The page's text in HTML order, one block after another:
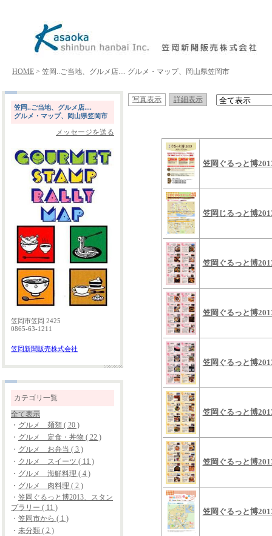
HOME > 笠岡..ご当地、グルメ店.... グルメ・マップ、岡山県笠岡市
笠岡..ご当地、グルメ店....
グルメ・マップ、岡山県笠岡市
メッセージを送る
笠岡市笠岡 2425
0865-63-1211
笠岡新聞販売株式会社
カテゴリ一覧
全て表示
・ グルメ 麺類 ( 20 )
・ グルメ 定食・丼物 ( 22 )
・ グルメ お弁当 ( 3 )
・ クルメ スイーツ ( 11 )
・ グルメ 海鮮料理 ( 4 )
・ グルメ 肉料理 ( 2 )
・ 笠岡ぐるっと博2013、スタン
プラリー ( 11 )
・ 笠岡市から ( 1 )
・ 未分類 ( 2 )
写真表示 詳細表示
笠岡ぐるっと博
笠岡じるっと博
笠岡ぐるっと博
笠岡ぐるっと博
笠岡ぐるっと博
笠岡ぐるっと博
笠岡ぐるっと博
笠岡ぐるっと博